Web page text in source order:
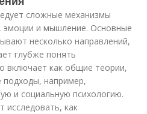
сложные механизмы
эмоции и мышление. Основные
несколько направлений,
глубже понять
включает как общие теории,
подходы, например,
и социальную психологию.
исследовать, как